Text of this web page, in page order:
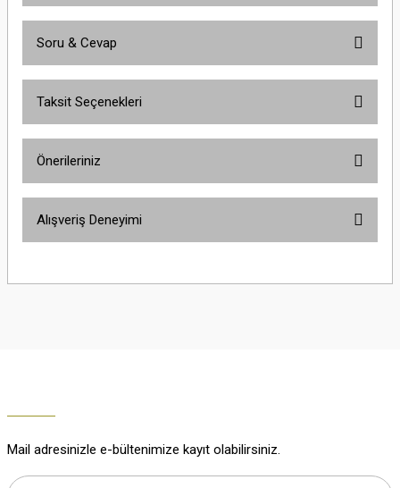
Soru & Cevap
Taksit Seçenekleri
Önerileriniz
yetersiz gördüğünüz noktaları öneri formunu kullanarak tarafımıza
Alışveriş Deneyimi
Mail adresinizle e-bültenimize kayıt olabilirsiniz.